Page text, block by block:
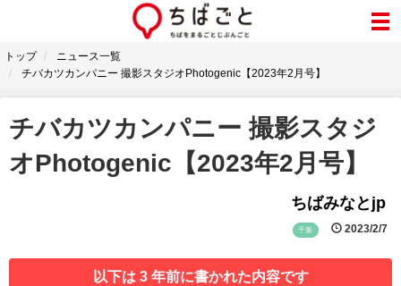
トップ
ニュース一覧
チバカツカンパニー 撮影スタジオPhotogenic【2023年2月号】
チバカツカンパニー 撮影スタジ
オPhotogenic【2023年2月号】
ちばみなとjp
千葉 2023/2/7
以下は 3 年前に書かれた内容です